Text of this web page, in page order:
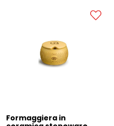
Formaggiera in